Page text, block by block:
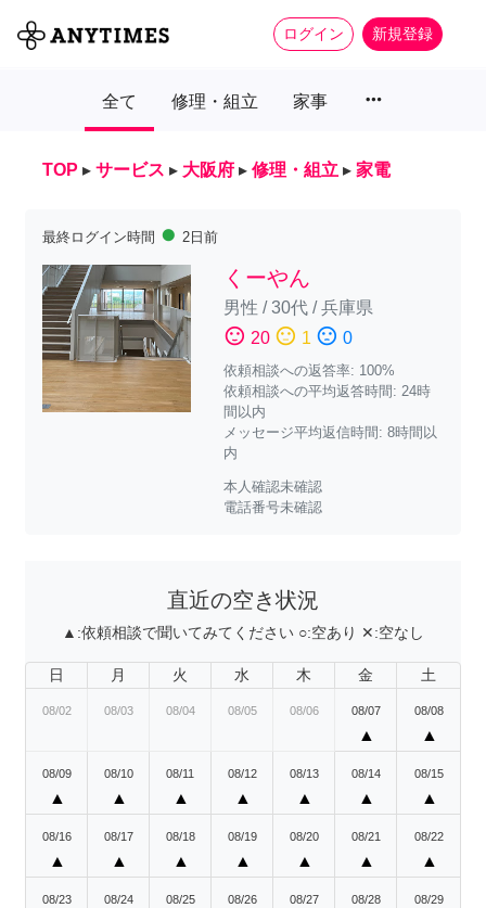
ログイン 新規登録
全て 修理・組立 家事 more_horiz
TOP ▸ サービス ▸ 大阪府 ▸ 修理・組立 ▸ 家電
最終ログイン時間 fiber_manual_record 2日前
くーやん
男性 /30代/兵庫県
sentiment_satisfied 20 sentiment_neutral 1 sentiment_dissatisfied 0
依頼相談への返答率: 100%
依頼相談への平均返答時間: 24時
間以内
メッセージ平均返信時間: 8時間以
内
本人確認未確認
電話番号未確認
直近の空き状況
▲:依頼相談で聞いてみてください ○:空あり ✕:空なし
日 月 火 水 木 金 土
08/02 08/03 08/04 08/05 08/06 08/07
▲
08/08
▲
08/09
▲
08/10
▲
08/11
▲
08/12
▲
08/13
▲
08/14
▲
08/15
▲
08/16
▲
08/17
▲
08/18
▲
08/19
▲
08/20
▲
08/21
▲
08/22
▲
08/23 08/24 08/25 08/26 08/27 08/28 08/29